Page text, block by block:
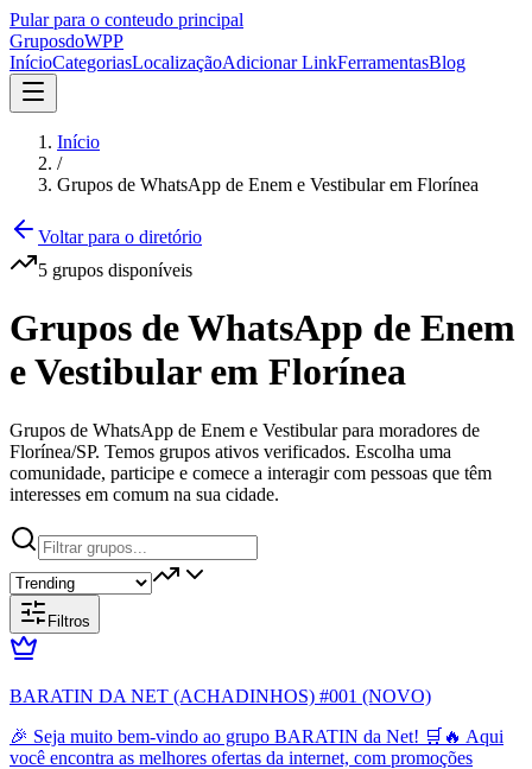
Pular para o conteudo principal
GruposdoWPP
InícioCategoriasLocalizaçãoAdicionar LinkFerramentasBlog
Início
/
Grupos de WhatsApp de Enem e Vestibular em Florínea
Voltar para o diretório
5 grupos disponíveis
Grupos de WhatsApp de Enem
e Vestibular em Florínea
Grupos de WhatsApp de Enem e Vestibular para moradores de
Florínea/SP. Temos grupos ativos verificados. Escolha uma
comunidade, participe e comece a interagir com pessoas que têm
interesses em comum na sua cidade.
Filtros
BARATIN DA NET (ACHADINHOS) #001 (NOVO)
🎉 Seja muito bem-vindo ao grupo BARATIN da Net! 🛒🔥 Aqui
você encontra as melhores ofertas da internet, com promoções